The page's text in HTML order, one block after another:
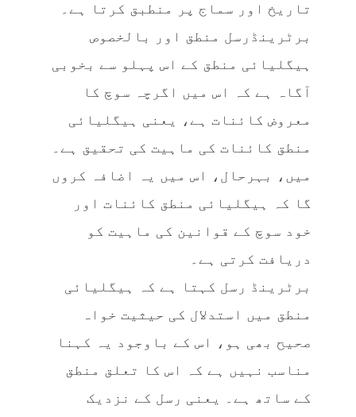
تاریخ اور سماج پر منطبق کرتا ہے۔
برٹرینڈرسل منطق اور بالخصوص
ہیگلیائی منطق کے اس پہلو سے بخوبی
آگاہ ہے کہ اس میں اگرچہ سوچ کا
معروض کائنات ہے، یعنی ہیگلیائی
منطق کائنات کی ماہیت کی تحقیق ہے۔
میں، بہرحال، اس میں یہ اضافہ کروں
گا کہ ہیگلیائی منطق کائنات اور
خود سوچ کے قوانین کی ماہیت کو
دریافت کرتی ہے۔
برٹرینڈ رسل کہتا ہے کہ ہیگلیائی
منطق میں استدلال کی حیثیت خواہ
صحیح بھی ہو، اس کے باوجود یہ کہنا
مناسب نہیں ہے کہ اس کا تعلق منطق
کے ساتھ ہے۔ یعنی رسل کے نزدیک